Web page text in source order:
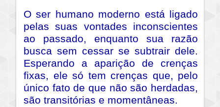
O ser humano moderno está ligado
pelas suas vontades inconscientes
ao passado, enquanto sua razão
busca sem cessar se subtrair dele.
Esperando a aparição de crenças
fixas, ele só tem crenças que, pelo
único fato de que não são herdadas,
são transitórias e momentâneas.